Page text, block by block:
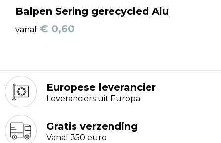
Balpen Sering gerecycled Alu
vanaf € 0,60
Europese leverancier
Leveranciers uit Europa
Gratis verzending
Vanaf 350 euro